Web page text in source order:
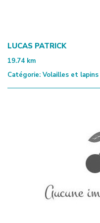
LUCAS PATRICK
19.74 km
Catégorie: Volailles et lapins